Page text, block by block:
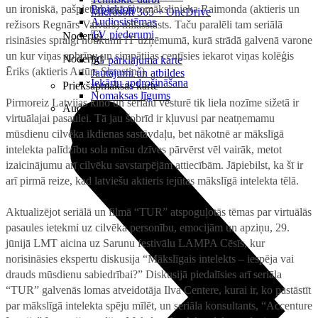
Microsoft 365 + OneDrive
Noderīgi
5G pārklājuma karte
Jautājumi un atbildes
Priekšapmaksas karte
Projektori
Audiosistēmas
TV piederumi
Noderīgi
Iekārtu apdrošināšana
Nomaksas līgums
Audio
un ironiskā, pašpietiekamā fotomākslinieka Raimonda (aktieris un
režisors Regnārs Vaivars) mīlasstāsts. Taču paralēli tam seriālā
risināsies spraigi notikumi IT uzņēmumā, kurā strādā galvenā varone
un kur viņas apbrīnu un simpātijas centīsies iekarot viņas kolēģis
Ēriks (aktieris Artūrs Skrastiņš).
Pirmoreiz Latvijas kino un seriālu vēsturē tik liela nozīme sižetā ir
virtuālajai pasaulei. Tā jau šobrīd ir kļuvusi par neatņemamu
mūsdienu cilvēka ikdienas sastāvdaļu, bet nākotnē ar mākslīgā
intelekta palīdzību sola mūsu dzīves pārvērst vēl vairāk, metot
izaicinājumu arī cilvēku savstarpējām attiecībām. Jāpiebilst, ka šī ir
arī pirmā reize, kad latviešu aktieris iejūtas mākslīgā intelekta tēlā.
Aktualizējot seriālā un filmā “TUR” atspoguļotās tēmas par virtuālās
pasaules ietekmi uz cilvēka personību, emocijām un apziņu, 29.
jūnijā LMT aicina uz Sarunu festivālu LAMPA Cēsīs, kur
norisināsies ekspertu diskusija “Mākslīgais intelekts – iespēja vai
drauds mūsdienu sabiedrībai?” Diskusijā piedalīsies arī seriāla
“TUR” galvenās lomas atveidotāja Ilva Centere, kurai ir, ko pastāstīt
par mākslīgā intelekta spēju mīlēt, un seriāla konsultants, “Accenture